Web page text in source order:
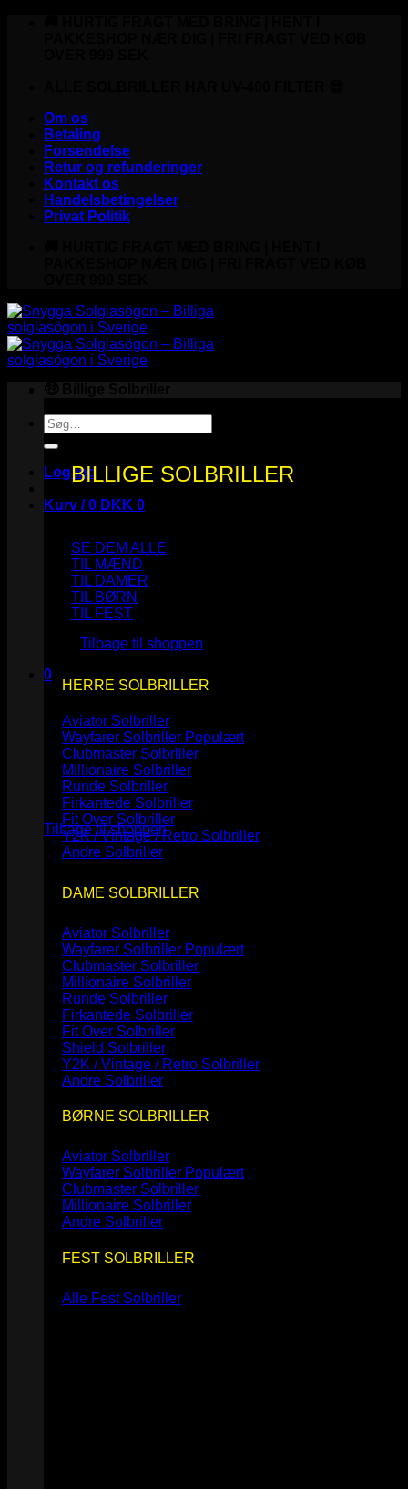
Om os
Betaling
Forsendelse
Retur og refunderinger
Kontakt os
Handelsbetingelser
Privat Politik
Søg
efter:
Log ind
Kurv /0 DKK 0
Ingen varer i kurven.
Tilbage til shoppen
0
Kurv
Ingen varer i kurven.
Tilbage til shoppen
BILLIGE SOLBRILLER
SE DEM ALLE
TIL MÆND
TIL DAMER
TIL BØRN
TIL FEST
HERRE SOLBRILLER
Aviator Solbriller
Wayfarer Solbriller
Clubmaster Solbriller
Millionaire Solbriller
Runde Solbriller
Firkantede Solbriller
Fit Over Solbriller
Y2K / Vintage / Retro Solbriller
Andre Solbriller
DAME SOLBRILLER
Aviator Solbriller
Wayfarer Solbriller
Clubmaster Solbriller
Millionaire Solbriller
Runde Solbriller
Firkantede Solbriller
Fit Over Solbriller
Shield Solbriller
Y2K / Vintage / Retro Solbriller
Andre Solbriller
BØRNE SOLBRILLER
Aviator Solbriller
Wayfarer Solbriller
Clubmaster Solbriller
Millionaire Solbriller
Andre Solbriller
FEST SOLBRILLER
Alle Fest Solbriller